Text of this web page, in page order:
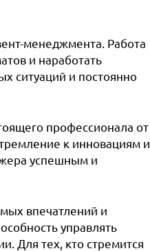
менеджмента. Работа
и наработать
ситуаций и постоянно
профессионала от
к инновациям и
успешным и
впечатлений и
управлять
Для тех, кто стремится